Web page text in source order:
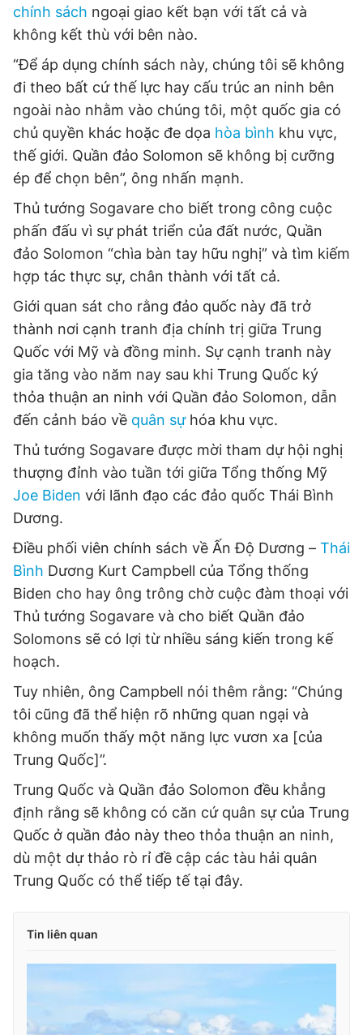
chính sách ngoại giao kết bạn với tất cả và
không kết thù với bên nào.
“Để áp dụng chính sách này, chúng tôi sẽ không
đi theo bất cứ thế lực hay cấu trúc an ninh bên
ngoài nào nhằm vào chúng tôi, một quốc gia có
chủ quyền khác hoặc đe dọa hòa bình khu vực,
thế giới. Quần đảo Solomon sẽ không bị cưỡng
ép để chọn bên”, ông nhấn mạnh.
Thủ tướng Sogavare cho biết trong công cuộc
phấn đấu vì sự phát triển của đất nước, Quần
đảo Solomon “chìa bàn tay hữu nghị” và tìm kiếm
hợp tác thực sự, chân thành với tất cả.
Giới quan sát cho rằng đảo quốc này đã trở
thành nơi cạnh tranh địa chính trị giữa Trung
Quốc với Mỹ và đồng minh. Sự cạnh tranh này
gia tăng vào năm nay sau khi Trung Quốc ký
thỏa thuận an ninh với Quần đảo Solomon, dẫn
đến cảnh báo về quân sựhóa khu vực.
Thủ tướng Sogavare được mời tham dự hội nghị
thượng đỉnh vào tuần tới giữa Tổng thống Mỹ
Joe Biden với lãnh đạo các đảo quốc Thái Bình
Dương.
Điều phối viên chính sách về Ấn Độ Dương – Thái
Bình Dương Kurt Campbell của Tổng thống
Biden cho hay ông trông chờ cuộc đàm thoại với
Thủ tướng Sogavare và cho biết Quần đảo
Solomons sẽ có lợi từ nhiều sáng kiến trong kế
hoạch.
Tuy nhiên, ông Campbell nói thêm rằng: “Chúng
tôi cũng đã thể hiện rõ những quan ngại và
không muốn thấy một năng lực vươn xa [của
Trung Quốc]”.
Trung Quốc và Quần đảo Solomon đều khẳng
định rằng sẽ không có căn cứ quân sự của Trung
Quốc ở quần đảo này theo thỏa thuận an ninh,
dù một dự thảo rò rỉ đề cập các tàu hải quân
Trung Quốc có thể tiếp tế tại đây.
Tin liên quan